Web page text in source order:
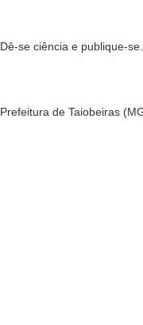
Dê-se ciência e publique-se.
Prefeitura de Taiobeiras